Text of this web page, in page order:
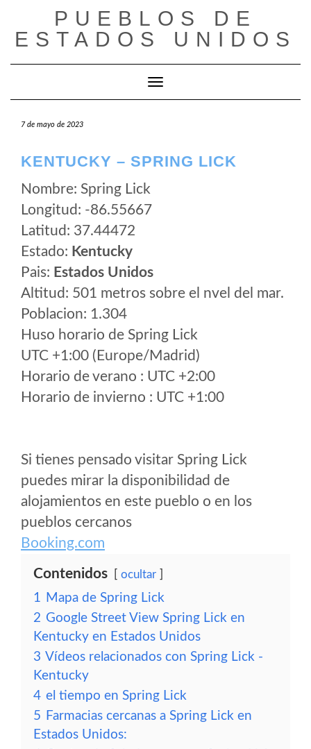
contenido
PUEBLOS DE
ESTADOS UNIDOS
Cambiar modo de navegación
7 de mayo de 2023
KENTUCKY – SPRING LICK
Nombre: Spring Lick
Longitud: -86.55667
Latitud: 37.44472
Estado: Kentucky
Pais: Estados Unidos
Altitud: 501 metros sobre el nvel del mar.
Poblacion: 1.304
Huso horario de Spring Lick
UTC +1:00 (Europe/Madrid)
Horario de verano : UTC +2:00
Horario de invierno : UTC +1:00
Si tienes pensado visitar Spring Lick
puedes mirar la disponibilidad de
alojamientos en este pueblo o en los
pueblos cercanos
Booking.com
Contenidos ocultar
1 Mapa de Spring Lick
2 Google Street View Spring Lick en
Kentucky en Estados Unidos
3 Vídeos relacionados con Spring Lick -
Kentucky
4 el tiempo en Spring Lick
5 Farmacias cercanas a Spring Lick en
Estados Unidos: